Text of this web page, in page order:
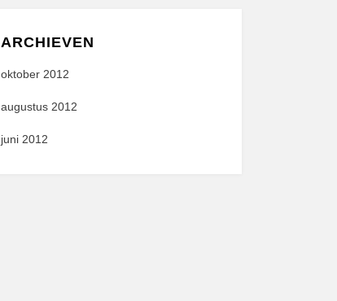
ARCHIEVEN
oktober 2012
augustus 2012
juni 2012